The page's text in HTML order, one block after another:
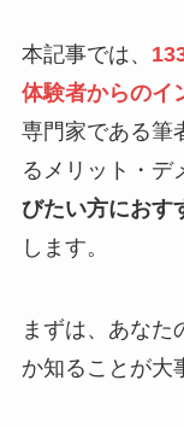
本記事では、
体験者からのイ
専門家である筆
るメリット・デ
びたい方におす
します。
まずは、あなた
か知ることが大